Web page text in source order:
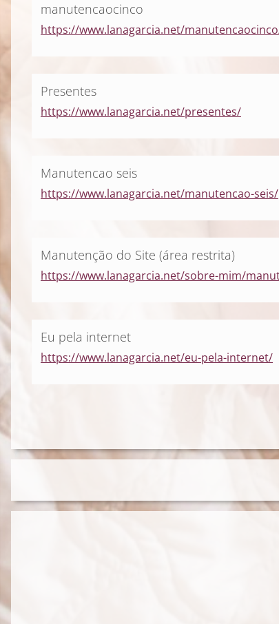
manutencaocinco
https://www.lanagarcia.net/
Presentes
https://www.lanagarcia.net/presentes/
Manutencao seis
https://www.lanagarcia.net/manutencao-seis/
Manutenção do Site (área restrita)
https://www.lanagarcia.net/sobre-mim/
Eu pela internet
https://www.lanagarcia.net/eu-pela-internet/